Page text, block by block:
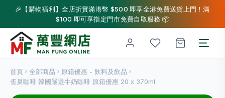
🎉【購物福利】全店折實滿港幣 $500 即享全港免費送貨上門！滿
$100 即可享指定門市免費自取服務 📦
首頁 全部商品
原箱優惠 - 飲料及飲品
雀巢咖啡 韓國嚴選牛奶咖啡 原箱優惠 20 x 370ml